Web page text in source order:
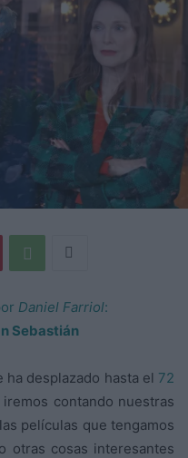
Daniel Farriol:
Sebastián
ha desplazado hasta el 72
iremos contando nuestras
películas que tengamos
otras cosas interesantes